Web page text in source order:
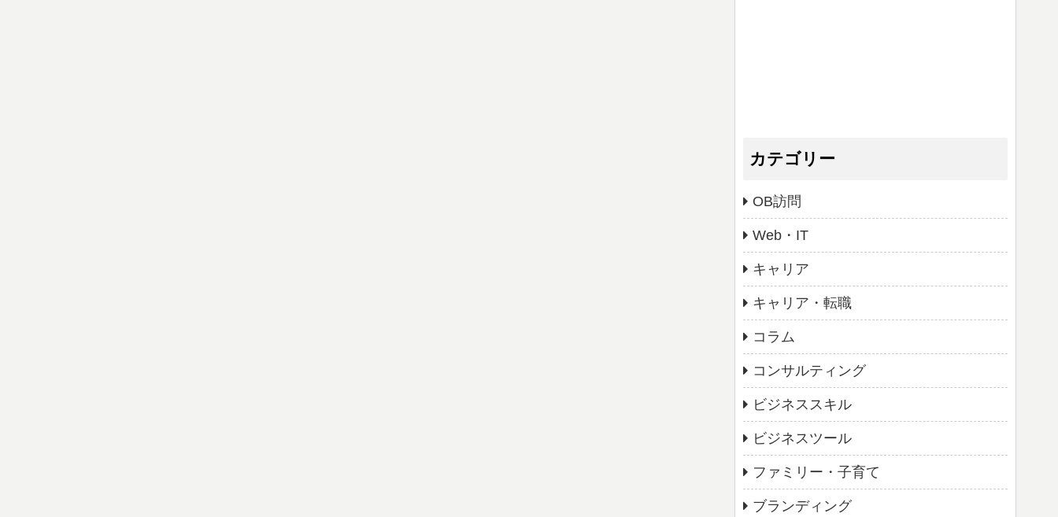
カテゴリー
OB訪問
Web・IT
キャリア
キャリア・転職
コラム
コンサルティング
ビジネススキル
ビジネスツール
ファミリー・子育て
ブランディング